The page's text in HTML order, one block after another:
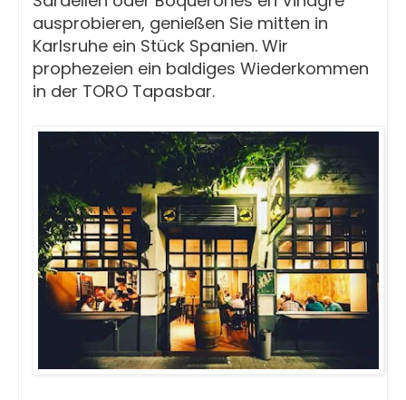
ausprobieren, genießen Sie mitten in
Karlsruhe ein Stück Spanien. Wir
prophezeien ein baldiges Wiederkommen
in der TORO Tapasbar.